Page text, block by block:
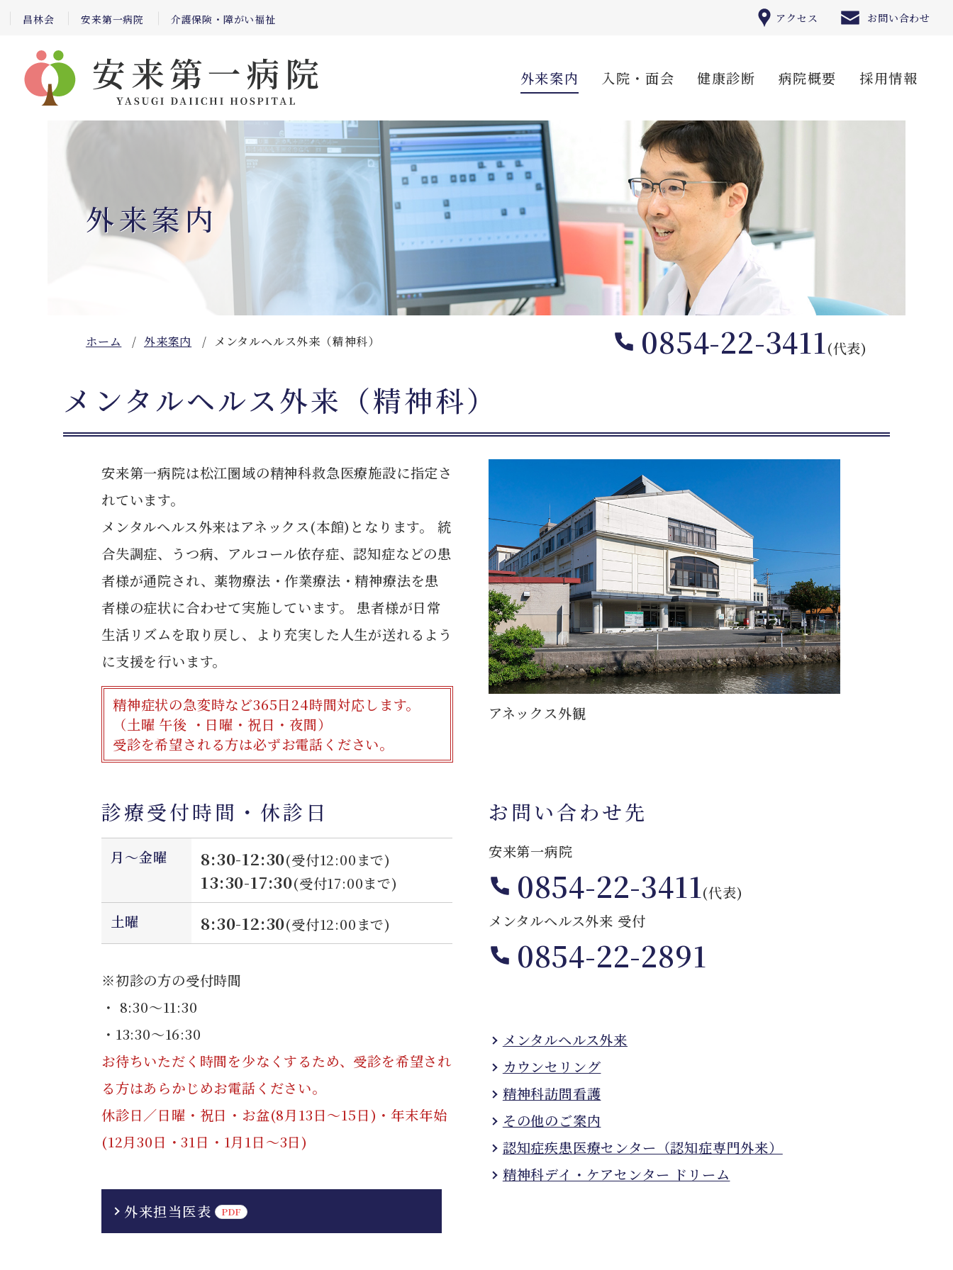
昌林会 安来第一病院 介護保険・障がい福祉 アクセス お問い合わせ
外来案内 入院・面会 健康診断 病院概要 採用情報
外来案内
ホーム 外来案内 メンタルヘルス外来（精神科） 0854-22-3411 (代表)
メンタルヘルス外来（精神科）
安来第一病院は松江圏域の精神科救急医療施設に指定さ
れています。
メンタルヘルス外来はアネックス(本館)となります。 統
合失調症、うつ病、アルコール依存症、認知症などの患
者様が通院され、薬物療法・作業療法・精神療法を患
者様の症状に合わせて実施しています。 患者様が日常
生活リズムを取り戻し、より充実した人生が送れるよう
に支援を行います。
精神症状の急変時など365日24時間対応します。
（土曜 午後 ・日曜・祝日・夜間）
受診を希望される方は必ずお電話ください。
アネックス外観
診療受付時間・休診日
月～金曜 8:30-12:30(受付12:00まで)
13:30-17:30(受付17:00まで)
土曜
8:30-12:30(受付12:00まで)
※初診の方の受付時間
・ 8:30～11:30
・13:30～16:30
お待ちいただく時間を少なくするため、受診を希望され
る方はあらかじめお電話ください。
休診日／日曜・祝日・お盆(8月13日〜15日)・年末年始
(12月30日・31日・1月1日〜3日)
外来担当医表
お問い合わせ先
安来第一病院
0854-22-3411 (代表)
メンタルヘルス外来 受付
0854-22-2891
メンタルヘルス外来
カウンセリング
精神科訪問看護
その他のご案内
認知症疾患医療センター（認知症専門外来）
精神科デイ・ケアセンター ドリーム